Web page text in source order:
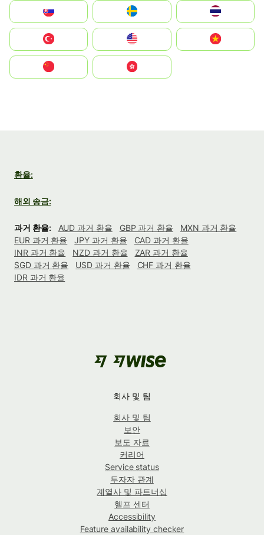
United States
中國香港特別行政區
환율:
해외 송금:
과거 환율: AUD 과거 환율 GBP 과거 환율
MXN 과거 환율
EUR 과거 환율
JPY 과거 환율
CAD 과거 환율
INR 과거 환율
NZD 과거 환율
ZAR 과거 환율
SGD 과거 환율
USD 과거 환율
CHF 과거 환율
IDR 과거 환율
회사 및 팀
회사 및 팀
보안
보도 자료
커리어
Service status
투자자 관계
계열사 및 파트너십
헬프 센터
Accessibility
Feature availability checker